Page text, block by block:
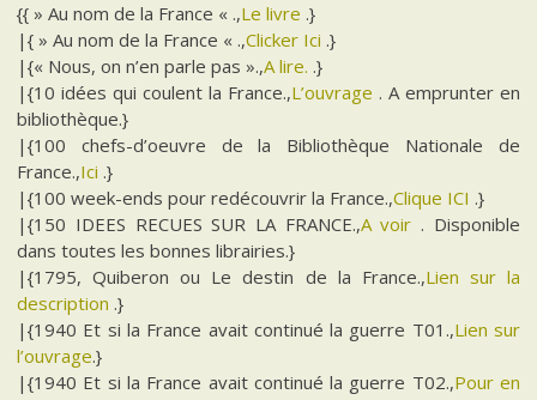
{{ » Au nom de la France « .,Le livre .}
|{ » Au nom de la France « .,Clicker Ici .}
|{« Nous, on n’en parle pas ».,A lire. .}
|{10 idées qui coulent la France.,L’ouvrage . A emprunter en
bibliothèque.}
|{100 chefs-d’oeuvre de la Bibliothèque Nationale de
France.,Ici .}
|{100 week-ends pour redécouvrir la France.,Clique ICI .}
|{150 IDEES RECUES SUR LA FRANCE.,A voir . Disponible
dans toutes les bonnes librairies.}
|{1795, Quiberon ou Le destin de la France.,Lien sur la
description .}
|{1940 Et si la France avait continué la guerre T01.,Lien sur
l’ouvrage.}
|{1940 Et si la France avait continué la guerre T02.,Pour en